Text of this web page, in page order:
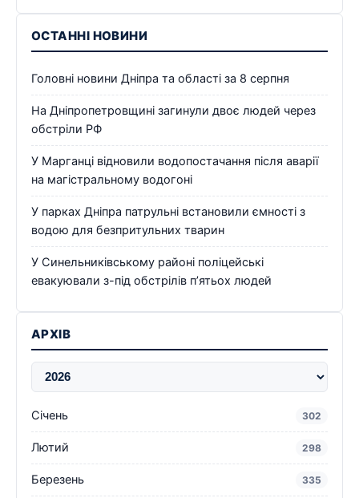
ОСТАННІ НОВИНИ
Головні новини Дніпра та області за 8 серпня
На Дніпропетровщині загинули двоє людей через
обстріли РФ
У Марганці відновили водопостачання після аварії
на магістральному водогоні
У парках Дніпра патрульні встановили ємності з
водою для безпритульних тварин
У Синельниківському районі поліцейські
евакуювали з-під обстрілів п’ятьох людей
АРХІВ
Січень 302
Лютий 298
Березень 335